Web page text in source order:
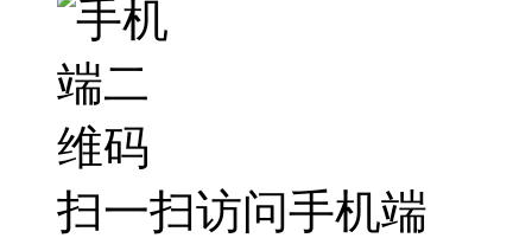
扫一扫访问手机端